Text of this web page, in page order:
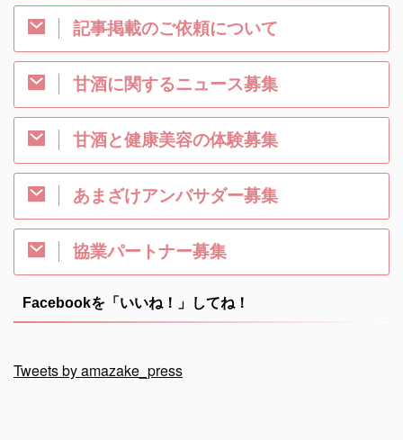
記事掲載のご依頼について
甘酒に関するニュース募集
甘酒と健康美容の体験募集
あまざけアンバサダー募集
協業パートナー募集
Facebookを「いいね！」してね！
Tweets by amazake_press